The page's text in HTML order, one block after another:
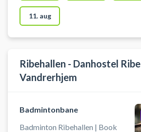
11. aug
Ribehallen - Danhostel Ribe
Vandrerhjem
Badmintonbane
Badminton Ribehallen | Book